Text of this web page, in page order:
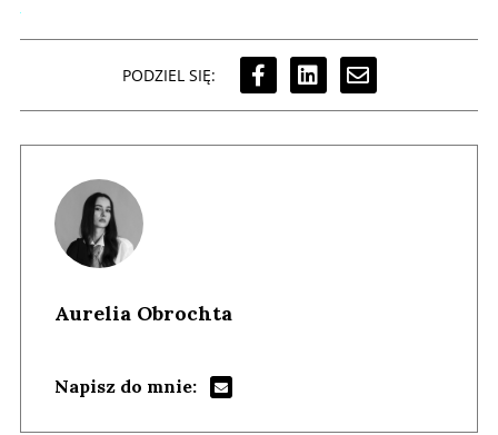
PODZIEL SIĘ:
Aurelia Obrochta
Napisz do mnie: